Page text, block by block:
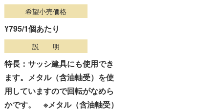
希望小売価格
¥795/1個あたり
説 明
特長：サッシ建具にも使用でき
ます。メタル（含油軸受）を使
用していますので回転がなめら
かです。 ※メタル（含油軸受）